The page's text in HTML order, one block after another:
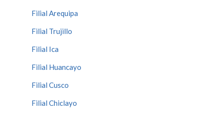
Filial Arequipa
Filial Trujillo
Filial Ica
Filial Huancayo
Filial Cusco
Filial Chiclayo